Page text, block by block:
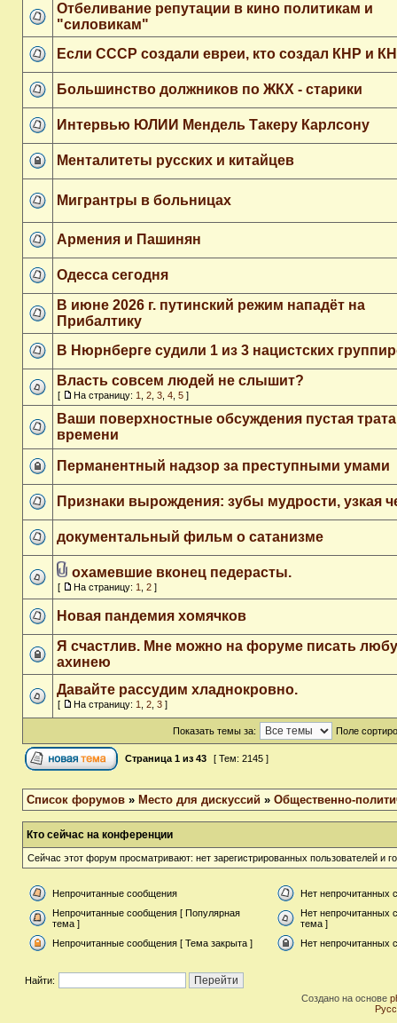
Отбеливание репутации в кино политикам и
"силовикам"
Если СССР создали евреи, кто создал КНР и
Большинство должников по ЖКХ - старики
Интервью ЮЛИИ Мендель Такеру Карлсону
Менталитеты русских и китайцев
Мигрантры в больницах
Армения и Пашинян
Одесса сегодня
В июне 2026 г. путинский режим нападёт на
Прибалтику
В Нюрнберге судили 1 из 3 нацистских
Власть совсем людей не слышит?
[ На страницу: 1 2 3 4 5 ]
Ваши поверхностные обсуждения пустая трата
времени
Перманентный надзор за преступными умами
Признаки вырождения: зубы мудрости, узкая
документальный фильм о сатанизме
охамевшие вконец педерасты.
[ На страницу: 1 2 ]
Новая пандемия хомячков
Я счастлив. Мне можно на форуме писать
ахинею
Давайте рассудим хладнокровно.
[ На страницу: 1 2 3 ]
Показать темы за: Поле
Страница 1 из 43 [ Тем: 2145 ]
Список форумов » Место для дискуссий » Общественно-
Кто сейчас на конференции
Сейчас этот форум просматривают: нет зарегистрированных пользователей и
Непрочитанные сообщения
Нет непрочитанных
Непрочитанные сообщения [ Популярная
тема ]
Нет непрочитанных
тема ]
Непрочитанные сообщения [ Тема закрыта ]
Нет непрочитанных
Найти:
Создано на основе